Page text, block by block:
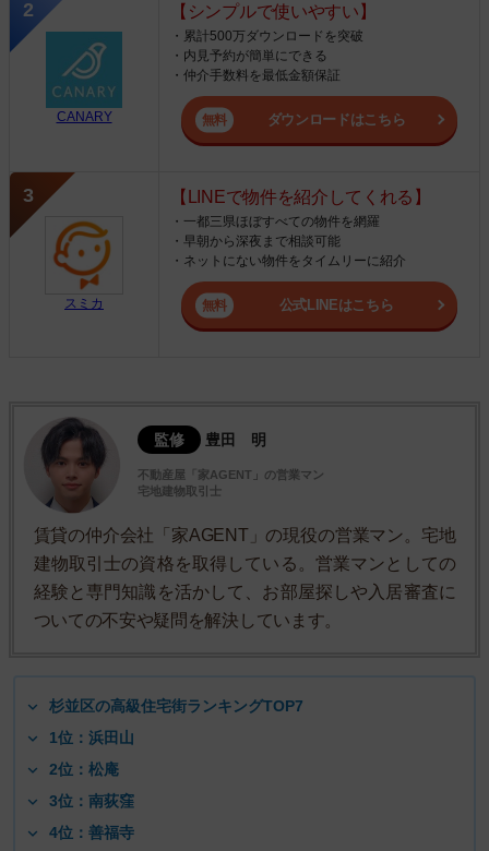
CANARY
【シンプルで使いやすい】
・累計500万ダウンロードを突破
・内見予約が簡単にできる
・仲介手数料を最低金額保証
ダウンロードはこちら
スミカ
【LINEで物件を紹介してくれる】
・一都三県ほぼすべての物件を網羅
・早朝から深夜まで相談可能
・ネットにない物件をタイムリーに紹介
公式LINEはこちら
監修 豊田 明
不動産屋「家AGENT」の営業マン
宅地建物取引士
賃貸の仲介会社「家AGENT」の現役の営業マン。宅地
建物取引士の資格を取得している。営業マンとしての
経験と専門知識を活かして、お部屋探しや入居審査に
ついての不安や疑問を解決しています。
杉並区の高級住宅街ランキングTOP7
1位：浜田山
2位：松庵
3位：南荻窪
4位：善福寺